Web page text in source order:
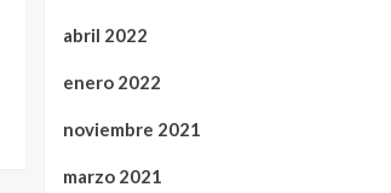
abril 2022
enero 2022
noviembre 2021
marzo 2021